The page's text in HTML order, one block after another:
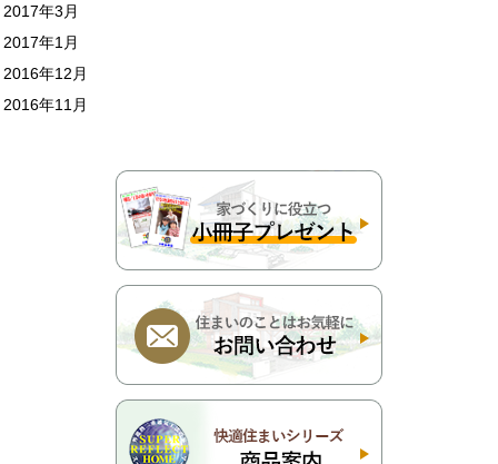
2017年3月
2017年1月
2016年12月
2016年11月